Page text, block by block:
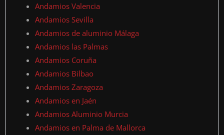
Andamios Valencia
Andamios Sevilla
Andamios de aluminio Málaga
Andamios las Palmas
Andamios Coruña
Andamios Bilbao
Andamios Zaragoza
Andamios en Jaén
Andamios Aluminio Murcia
Andamios en Palma de Mallorca